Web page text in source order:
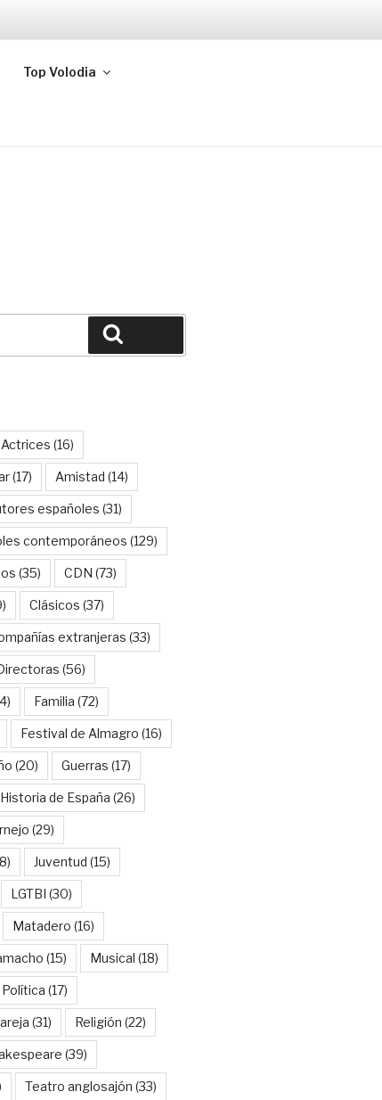
Top Volodia
Actrices (16)
(17) Amistad (14)
españoles (31)
contemporáneos (129)
(35) CDN (73)
Clásicos (37)
extranjeras (33)
(56)
Familia (72)
Festival de Almagro (16)
(20) Guerras (17)
Historia de España (26)
(29)
Juventud (15)
LGTBI (30)
Matadero (16)
(15) Musical (18)
Política (17)
(31) Religión (22)
(39)
Teatro anglosajón (33)